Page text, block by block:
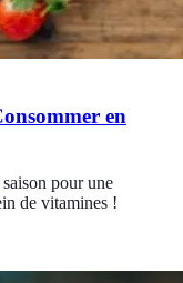
en
pour une
de vitamines !